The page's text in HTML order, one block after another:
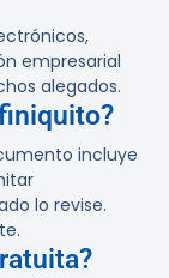
empresarial
alegados.
incluye
lo revise.